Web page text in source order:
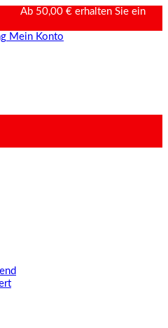
Ab 50,00 € erhalten Sie ein
Mein Konto